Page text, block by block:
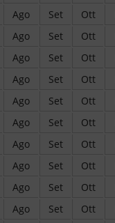
Ago Set Ott
Ago Set Ott
Ago Set Ott
Ago Set Ott
Ago Set Ott
Ago Set Ott
Ago Set Ott
Ago Set Ott
Ago Set Ott
Ago Set Ott